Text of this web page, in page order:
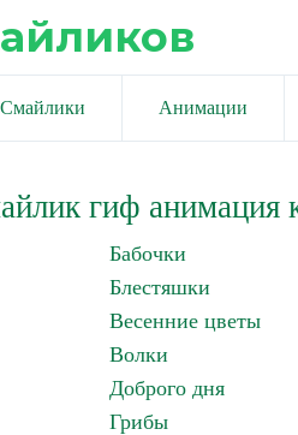
Смайлики Анимации
гиф анимация
Бабочки
Блестяшки
Весенние цветы
Волки
Доброго дня
Грибы